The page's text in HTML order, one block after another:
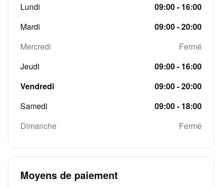
Lundi
09:00 - 16:00
Mardi
09:00 - 20:00
Mercredi
Fermé
Jeudi
09:00 - 16:00
Vendredi
09:00 - 20:00
Samedi
09:00 - 18:00
Dimanche
Fermé
Moyens de paiement